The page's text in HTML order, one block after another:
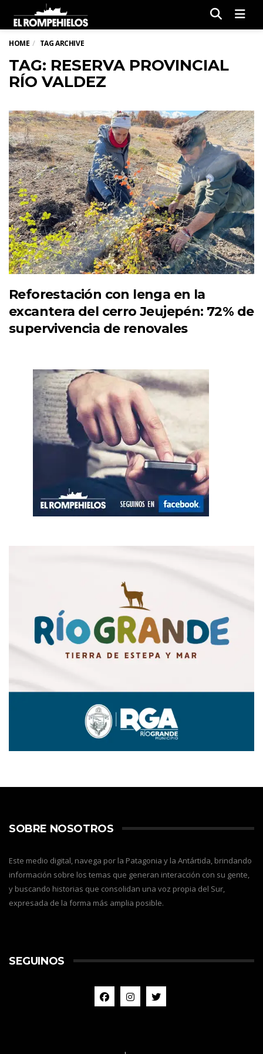
HOME TAG ARCHIVE
TAG: RESERVA PROVINCIAL
RÍO VALDEZ
Reforestación con lenga en la
excantera del cerro Jeujepén: 72% de
supervivencia de renovales
SOBRE NOSOTROS
Este medio digital, navega por la Patagonia y la Antártida, brindando
información sobre los temas que generan interacción con su gente,
y buscando historias que consolidan una voz propia del Sur,
expresada de la forma más amplia posible.
SEGUINOS